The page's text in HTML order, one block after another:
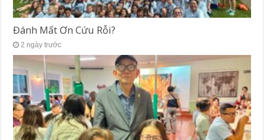
Đánh Mất Ơn Cứu Rỗi?
2 ngày trước